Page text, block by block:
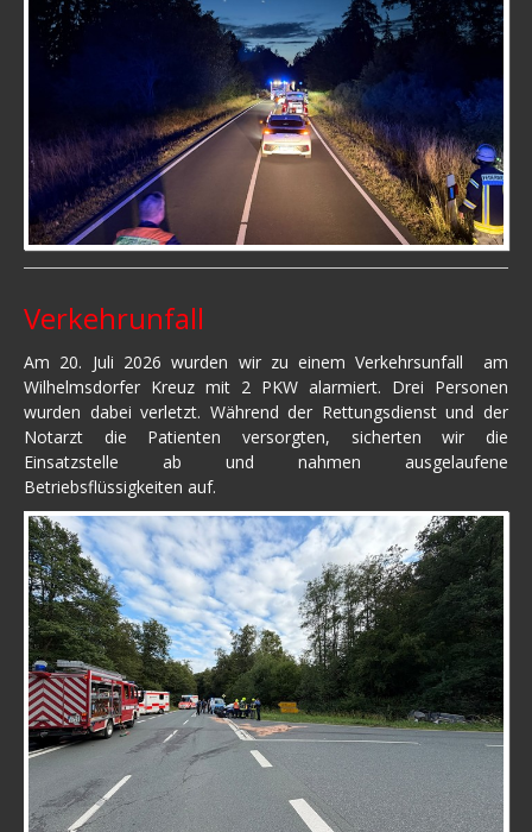
Verkehrunfall
Am 20. Juli 2026 wurden wir zu einem Verkehrsunfall am
Wilhelmsdorfer Kreuz mit 2 PKW alarmiert. Drei Personen
wurden dabei verletzt. Während der Rettungsdienst und der
Notarzt die Patienten versorgten, sicherten wir die
Einsatzstelle ab und nahmen ausgelaufene
Betriebsflüssigkeiten auf.